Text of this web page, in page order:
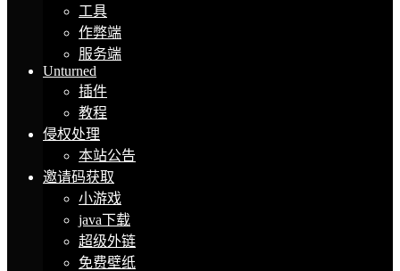
工具
作弊端
服务端
Unturned
插件
教程
侵权处理
本站公告
邀请码获取
小游戏
java下载
超级外链
免费壁纸